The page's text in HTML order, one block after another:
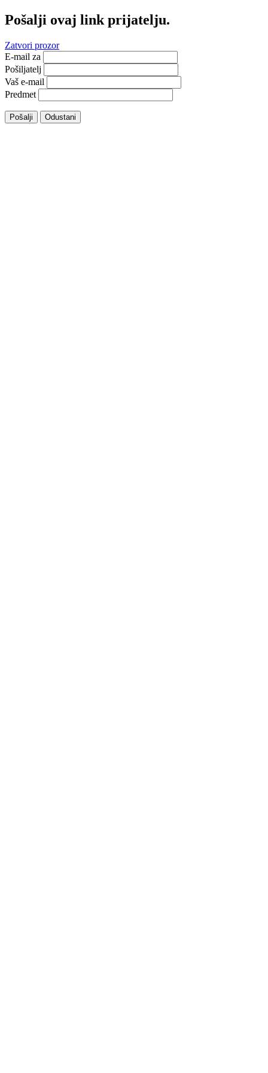
Pošalji ovaj link prijatelju.
Zatvori prozor
E-mail za
Pošiljatelj
Vaš e-mail
Predmet
Pošalji Odustani